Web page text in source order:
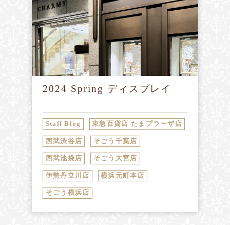
2024 Spring ディスプレイ
Staff Blog 東急百貨店 たまプラーザ店
西武渋谷店 そごう千葉店
西武池袋店 そごう大宮店
伊勢丹立川店 横浜元町本店
そごう横浜店